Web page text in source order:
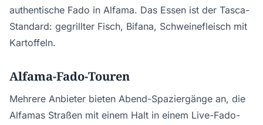
authentische Fado in Alfama. Das Essen ist der Tasca-
Standard: gegrillter Fisch, Bifana, Schweinefleisch mit
Kartoffeln.
Alfama-Fado-Touren
Mehrere Anbieter bieten Abend-Spaziergänge an, die
Alfamas Straßen mit einem Halt in einem Live-Fado-